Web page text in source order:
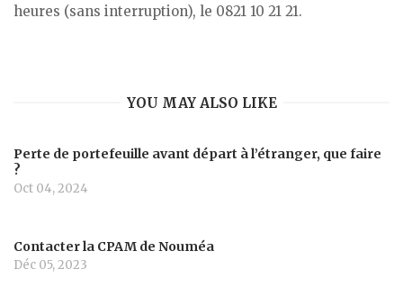
heures (sans interruption), le 0821 10 21 21.
YOU MAY ALSO LIKE
Perte de portefeuille avant départ à l’étranger, que faire
?
Oct 04, 2024
Contacter la CPAM de Nouméa
Déc 05, 2023